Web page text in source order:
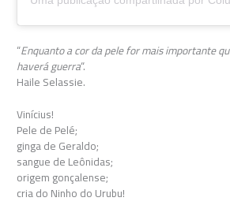
“Enquanto a cor da pele for mais importante
haverá guerra“.
Haile Selassie.
Vinícius!
Pele de Pelé;
ginga de Geraldo;
sangue de Leônidas;
origem gonçalense;
cria do Ninho do Urubu!